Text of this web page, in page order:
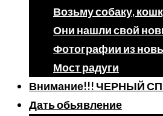
Возьму собаку,
Они нашли свой
Фотографии из
Мост радуги
Внимание!!! ЧЕРНЫЙ
Дать обьявление